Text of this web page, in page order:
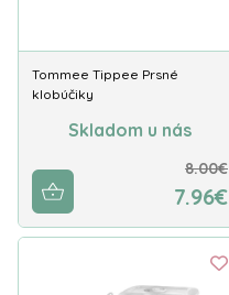
Tommee Tippee Prsné
klobúčiky
Skladom u nás
8.00€
7.96€